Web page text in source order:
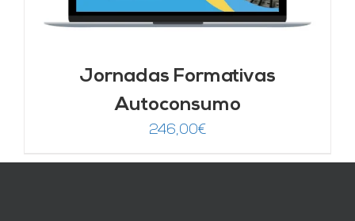
Jornadas Formativas
Autoconsumo
246,00€